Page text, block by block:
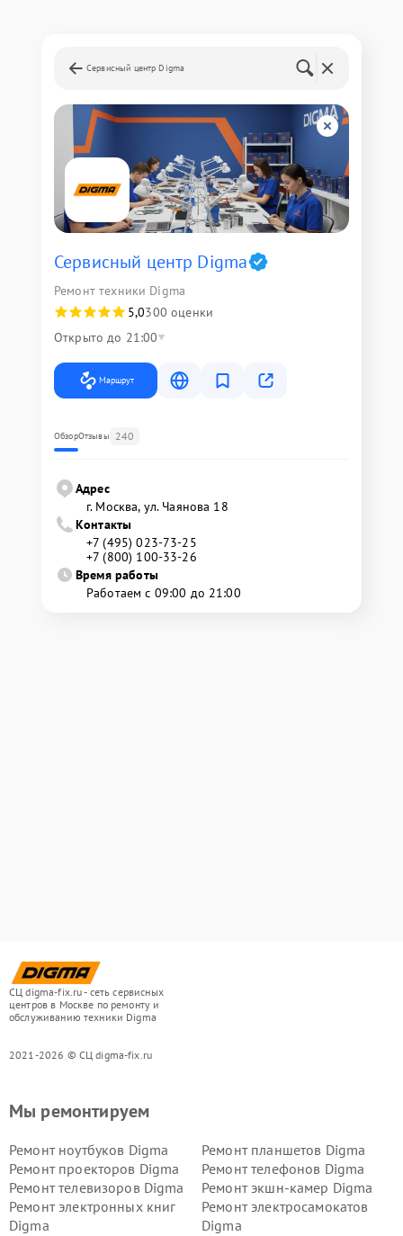
Сервисный центр Digma
Сервисный центр Digma
Ремонт техники Digma
5,0300 оценки
Открыто до 21:00
Маршрут
ОбзорОтзывы 240
Адрес
г. Москва, ул. Чаянова 18
Контакты
+7 (495) 023-73-25
+7 (800) 100-33-26
Время работы
Работаем с 09:00 до 21:00
СЦ digma-fix.ru - сеть сервисных
центров в Москве по ремонту и
обслуживанию техники Digma
2021-2026 © СЦ digma-fix.ru
Мы ремонтируем
Ремонт ноутбуков Digma
Ремонт планшетов Digma
Ремонт проекторов Digma
Ремонт телефонов Digma
Ремонт телевизоров Digma
Ремонт экшн-камер Digma
Ремонт электронных книг
Digma
Ремонт электросамокатов
Digma